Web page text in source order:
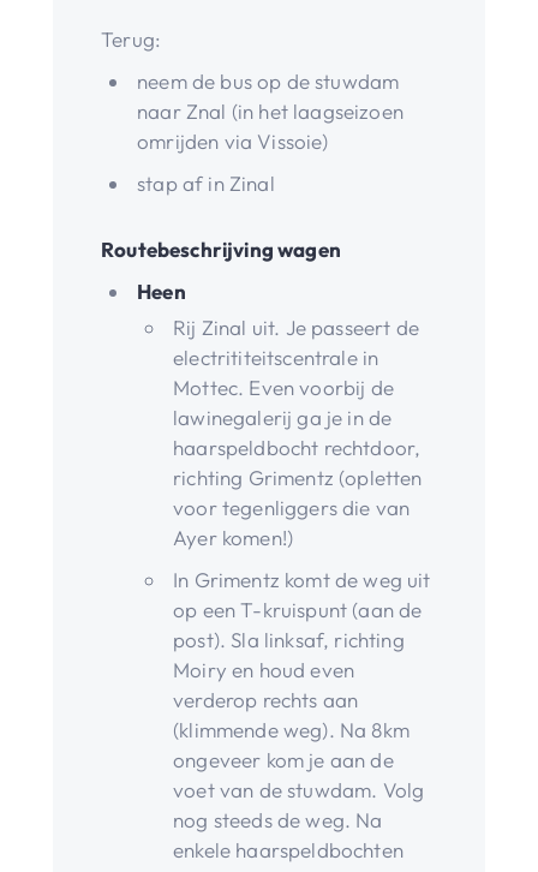
Terug:
neem de bus op de stuwdam
naar Znal (in het laagseizoen
omrijden via Vissoie)
stap af in Zinal
Routebeschrijving wagen
Heen
Rij Zinal uit. Je passeert de
electrititeitscentrale in
Mottec. Even voorbij de
lawinegalerij ga je in de
haarspeldbocht rechtdoor,
richting Grimentz (opletten
voor tegenliggers die van
Ayer komen!)
In Grimentz komt de weg uit
op een T-kruispunt (aan de
post). Sla linksaf, richting
Moiry en houd even
verderop rechts aan
(klimmende weg). Na 8km
ongeveer kom je aan de
voet van de stuwdam. Volg
nog steeds de weg. Na
enkele haarspeldbochten